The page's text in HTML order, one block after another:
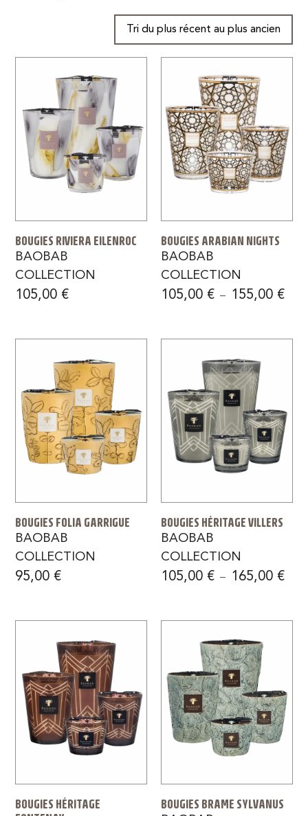
BOUGIES RIVIERA EILENROC
BAOBAB
COLLECTION
105,00€
BOUGIES ARABIAN NIGHTS
BAOBAB
COLLECTION
105,00 € – 155,00 €
BOUGIES FOLIA GARRIGUE
BAOBAB
COLLECTION
95,00€
BOUGIES HÉRITAGE VILLERS
BAOBAB
COLLECTION
105,00 € – 165,00 €
BOUGIES HÉRITAGE
BOUGIES BRAME SYLVANUS